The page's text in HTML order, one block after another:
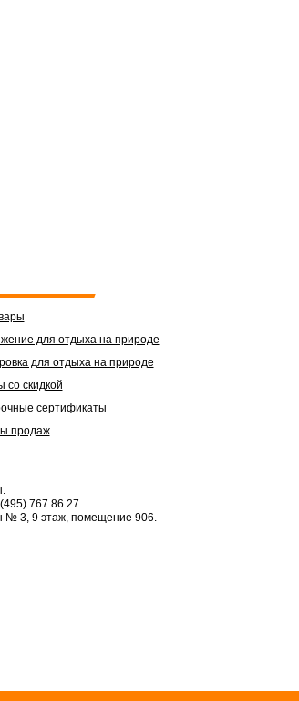
для отдыха на природе
для отдыха на природе
со скидкой
сертификаты
продаж
767 86 27
№ 3, 9 этаж, помещение 906.